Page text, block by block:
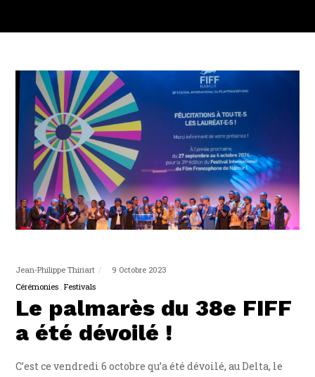
Jean-Philippe Thiriart
9 Octobre 2023
Cérémonies Festivals
Le palmarès du 38e FIFF
a été dévoilé !
C’est ce vendredi 6 octobre qu’a été dévoilé, au Delta, le